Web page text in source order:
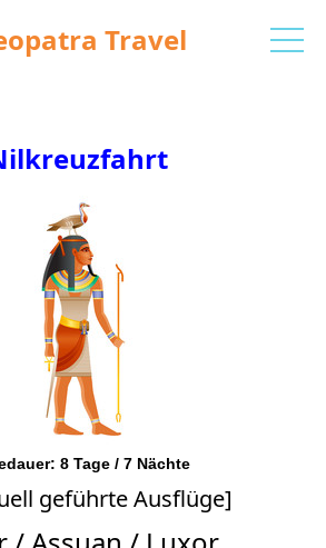
Travel
8 Tage / 7 Nächte
geführte Ausflüge]